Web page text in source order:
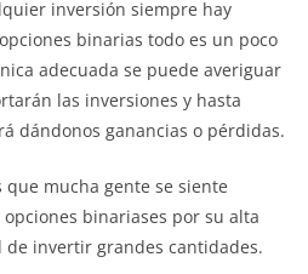
inversión siempre hay
binarias todo es un poco
adecuada se puede averiguar
las inversiones y hasta
dándonos ganancias o pérdidas.
mucha gente se siente
binariases por su alta
invertir grandes cantidades.